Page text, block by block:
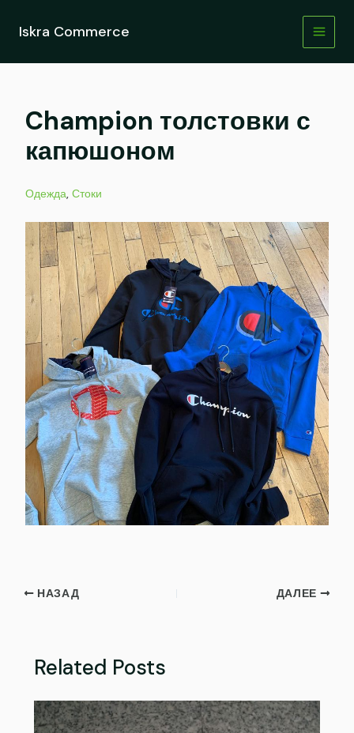
содержимому
Iskra Commerce
Champion толстовки с
капюшоном
Одежда, Стоки
НАЗАД ДАЛЕЕ
Related Posts